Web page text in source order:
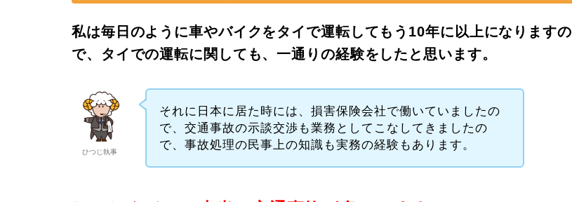
私は毎日のように車やバイクをタイで運転してもう10年に以上になりますの
で、タイでの運転に関しても、一通りの経験をしたと思います。
ひつじ執事
それに日本に居た時には、損害保険会社で働いていましたの
で、交通事故の示談交渉も業務としてこなしてきましたの
で、事故処理の民事上の知識も実務の経験もあります。